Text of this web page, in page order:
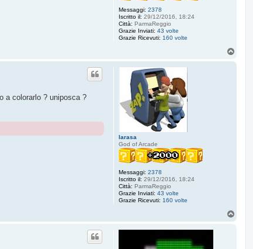
Messaggi: 2378
Iscritto il: 29/12/2016, 18:24
Città: ParmaReggio
Grazie Inviati: 43 volte
Grazie Ricevuti: 160 volte
larasa
God of Arcade
Messaggi: 2378
Iscritto il: 29/12/2016, 18:24
Città: ParmaReggio
Grazie Inviati: 43 volte
Grazie Ricevuti: 160 volte
a colorarlo ? uniposca ?